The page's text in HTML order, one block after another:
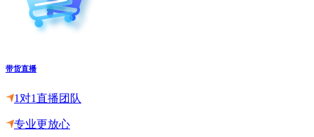
带货直播
1对1直播团队
专业更放心